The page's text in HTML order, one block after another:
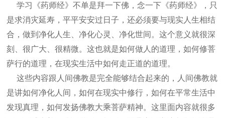
学习《药师经》不单是拜一下佛，念一下《药师经》，只
是求消灾延寿，平平安安过日子，还必须要与现实人生相结
合，做到净化人生、净化心灵、净化世间。这个意义就很深
刻、很广大、很精微。这也就是如何做人的道理，如何修菩
萨行的道理，在现实生活中如何走正道的道理。
这些内容跟人间佛教是完全能够结合起来的，人间佛教就
是讲如何净化人间，如何在现实中修行，如何在平常生活中
发现真理，如何发扬佛教大乘菩萨精神。这里面内容就很多